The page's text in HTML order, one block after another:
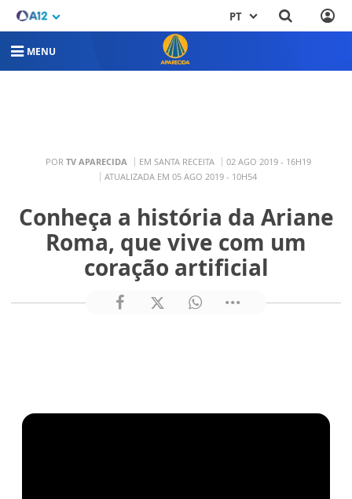
PT
MENU
POR TV APARECIDA EM SANTA RECEITA
02 AGO 2019 - 16H19
ATUALIZADA EM 05 AGO 2019 - 10H54
Conheça a história da Ariane
Roma, que vive com um
coração artificial